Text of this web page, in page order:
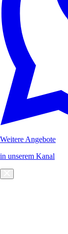
Weitere Angebote
in unserem Kanal